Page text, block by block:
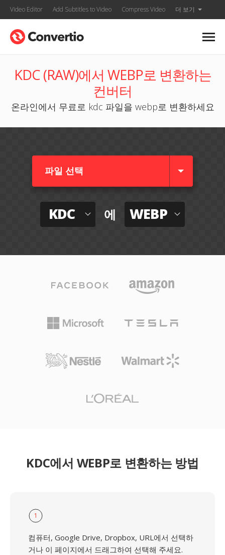
Video Editor Add Subtitles to Video Compress Video 더 보기
KDC (RAW)에서 WEBP로 변환하는
컨버터
온라인에서 무료로 kdc 파일을 webp로 변환하세요
파일 선택
KDC 에 WEBP
KDC에서 WEBP로 변환하는 방법
1
컴퓨터, Google Drive, Dropbox, URL에서 선택하
거나 이 페이지에서 드래그하여 선택해 주세요.